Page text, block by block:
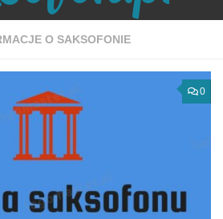
O SAKSOFONIE
0